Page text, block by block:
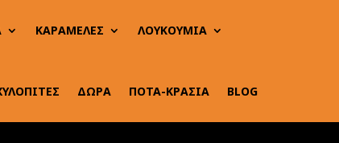
ΚΑΡΑΜΕΛΕΣ ΛΟΥΚΟΥΜΙΑ
ΔΩΡΑ ΠΟΤΑ-ΚΡΑΣΙΑ BLOG